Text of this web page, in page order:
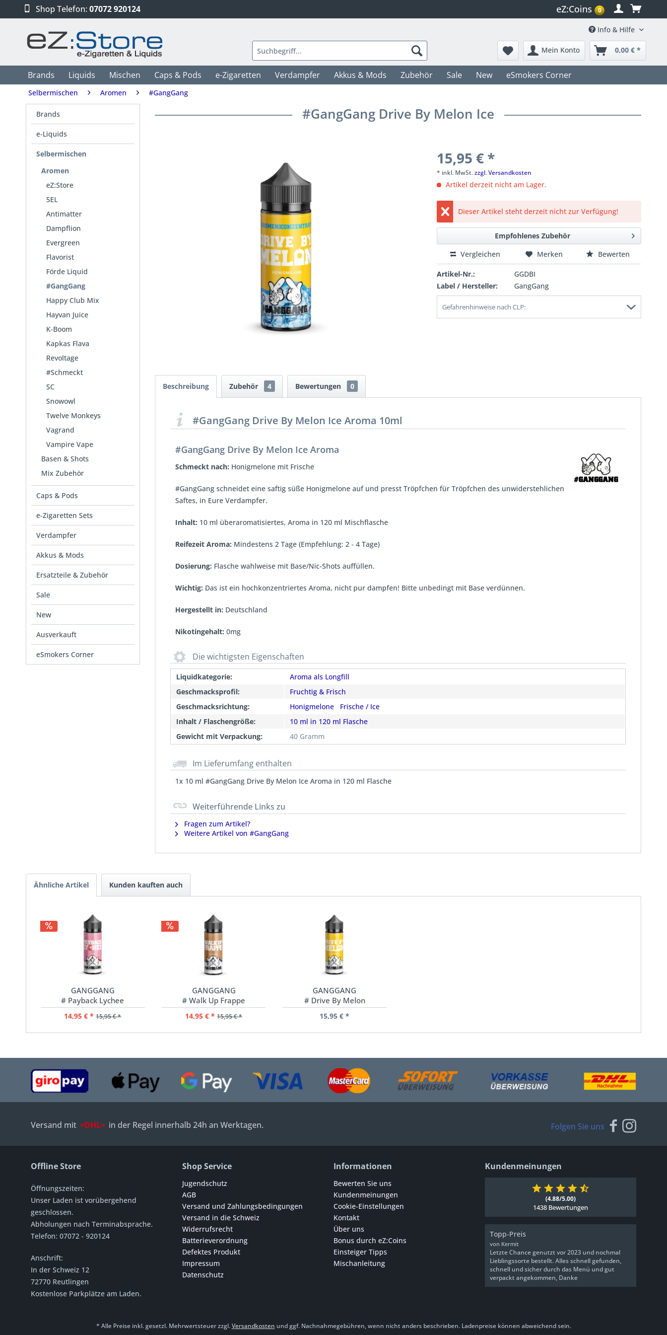
Shop Telefon: 07072 920124 eZ:Coins 0
Info & Hilfe
Mein Konto 0,00 € *
Brands Liquids Mischen Caps & Pods e-Zigaretten Verdampfer Akkus & Mods Zubehör Sale New eSmokers Corner
Selbermischen Aromen #GangGang
Brands
e-Liquids
Selbermischen
Aromen
eZ:Store
5EL
Antimatter
Dampflion
Evergreen
Flavorist
Förde Liquid
#GangGang
Happy Club Mix
Hayvan Juice
K-Boom
Kapkas Flava
Revoltage
#Schmeckt
SC
Snowowl
Twelve Monkeys
Vagrand
Vampire Vape
Basen & Shots
Mix Zubehör
Caps & Pods
e-Zigaretten Sets
Verdampfer
Akkus & Mods
Ersatzteile & Zubehör
Sale
New
Ausverkauft
eSmokers Corner
#GangGang Drive By Melon Ice
15,95 € *
* inkl. MwSt.zzgl. Versandkosten
Artikel derzeit nicht am Lager.
Dieser Artikel steht derzeit nicht zur Verfügung!
Empfohlenes Zubehör
Vergleichen
Merken Bewerten
Artikel-Nr.:
GGDBI
Label / Hersteller:
GangGang
Gefahrenhinweise nach CLP:
Beschreibung Zubehör 4 Bewertungen 0
#GangGang Drive By Melon Ice Aroma 10ml
#GangGang Drive By Melon Ice Aroma
Schmeckt nach: Honigmelone mit Frische
#GangGang schneidet eine saftig süße Honigmelone auf und presst Tröpfchen für Tröpfchen des unwiderstehlichen
Saftes, in Eure Verdampfer.
Inhalt: 10 ml überaromatisiertes, Aroma in 120 ml Mischflasche
Reifezeit Aroma: Mindestens 2 Tage (Empfehlung: 2 - 4 Tage)
Dosierung: Flasche wahlweise mit Base/Nic-Shots auffüllen.
Wichtig: Das ist ein hochkonzentriertes Aroma, nicht pur dampfen! Bitte unbedingt mit Base verdünnen.
Hergestellt in: Deutschland
Nikotingehalt: 0mg
Die wichtigsten Eigenschaften
Liquidkategorie:
Aroma als Longfill
Geschmacksprofil:
Fruchtig & Frisch
Geschmacksrichtung:
Honigmelone
Frische / Ice
Inhalt / Flaschengröße:
10 ml in 120 ml Flasche
Gewicht mit Verpackung:
40 Gramm
Im Lieferumfang enthalten
1x 10 ml #GangGang Drive By Melon Ice Aroma in 120 ml Flasche
Weiterführende Links zu
Fragen zum Artikel?
Weitere Artikel von #GangGang
Ähnliche Artikel Kunden kauften auch
GANGGANG
# Payback Lychee
14,95 € * 15,95 € *
GANGGANG
# Walk Up Frappe
14,95 € * 15,95 € *
GANGGANG
# Drive By Melon
15,95 € *
Versand mit =DHL= in der Regel innerhalb 24h an Werktagen. Folgen Sie uns
Offline Store
Öffnungszeiten:
Unser Laden ist vorübergehend
geschlossen.
Abholungen nach Terminabsprache.
Telefon: 07072 - 920124
Anschrift:
In der Schweiz 12
72770 Reutlingen
Kostenlose Parkplätze am Laden.
Shop Service
Jugendschutz
AGB
Versand und Zahlungsbedingungen
Versand in die Schweiz
Widerrufsrecht
Batterieverordnung
Defektes Produkt
Impressum
Datenschutz
Informationen
Bewerten Sie uns
Kundenmeinungen
Cookie-Einstellungen
Kontakt
Über uns
Bonus durch eZ:Coins
Einsteiger Tipps
Mischanleitung
Kundenmeinungen
(4.88/5.00)
1438 Bewertungen
Topp-Preis
von Kermit
Letzte Chance genutzt vor 2023 und nochmal
Lieblingssorte bestellt. Alles schnell gefunden,
schnell und sicher durch das Menü und gut
verpackt angekommen, Danke
* Alle Preise inkl. gesetzl. Mehrwertsteuer zzgl.Versandkosten und ggf. Nachnahmegebühren, wenn nicht anders beschrieben. Ladenpreise können abweichend sein.